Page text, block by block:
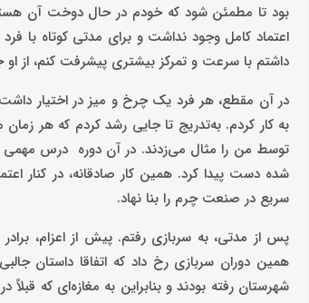
بود تا مطمئن شود که خودم در حال دوخت آن
اعتماد کامل وجود نداشت و برای مدتی کوتاه با
داشتم با سرعت و تمرکز بیشتری پیشرفت کنم، از او
در آن مقطع، هر فرد یک چرخ و میز در اختیار
به کار کردم. به‌تدریج تا جایی رشد کردم که هر
توسط من را مثال می‌زدند. در آن دوره درس مهمی
شده دست پیدا کرد. همین کار صادقانه، در کنار
سریع در صنعت چرم را بنا نهاد.
پس از مدتی، به سربازی رفتم. پیش از اعزام،
همین دوران سربازی رخ داد که اتفاقا داستان
شهرستان رفته بودند و بنابراین به مغازه‌ای که